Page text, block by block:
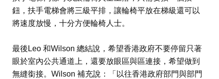
鈕，扶手電梯會將三級平排，讓輪椅平放在梯級還可以
將速度放慢，十分方便輪椅人士。
最後Leo 和Wilson 總結說，希望香港政府不要停留只著
眼於室內公共通道上，還要放眼區與區連接，希望做到
無縫銜接。Wilson 補充說：「以往香港政府部門與部門